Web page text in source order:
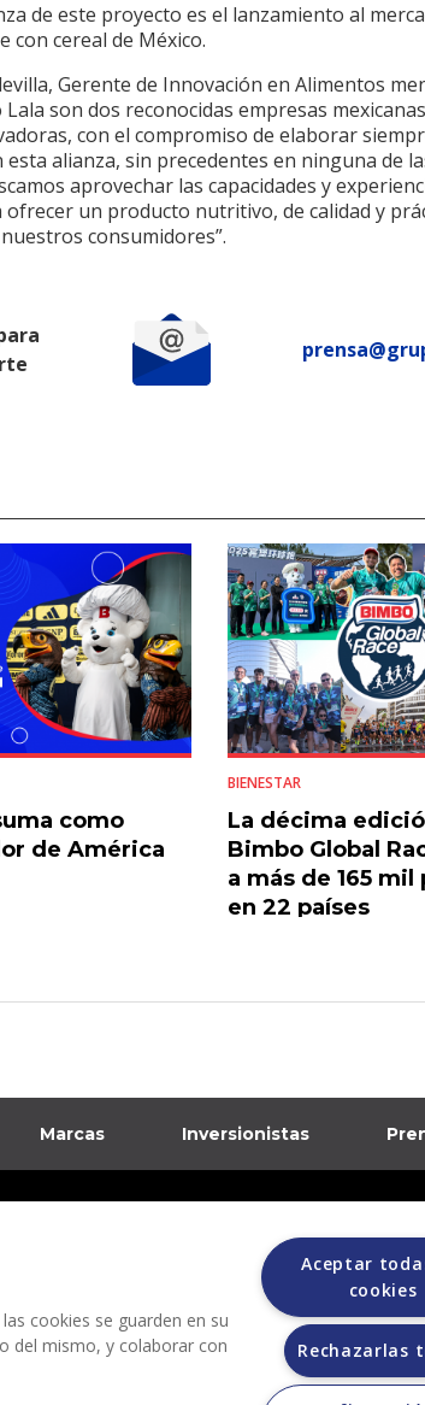
de este proyecto es el lanzamiento al
con cereal de México.
Gerente de Innovación en Alimentos
son dos reconocidas empresas
con el compromiso de elaborar
esta alianza, sin precedentes en ninguna de
aprovechar las capacidades y
ofrecer un producto nutritivo, de calidad y
consumidores”.
como
de América
BIENESTAR
La décima
Bimbo Global
a más de 165 mil
en 22 países
Marcas Inversionistas
cookies se guarden en su
del mismo, y colaborar con
Aceptar
cookies
Rechazarlas